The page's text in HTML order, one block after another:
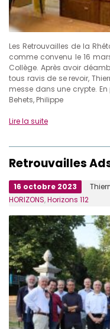
Les Retrouvailles de la
comme convenu le 16
Collège. Après avoir
tous ravis de se revoir,
messe dans une crypte. En
Behets, Philippe
Lire la suite
Retrouvailles
16 octobre 2023
HORIZONS,Horizons 112